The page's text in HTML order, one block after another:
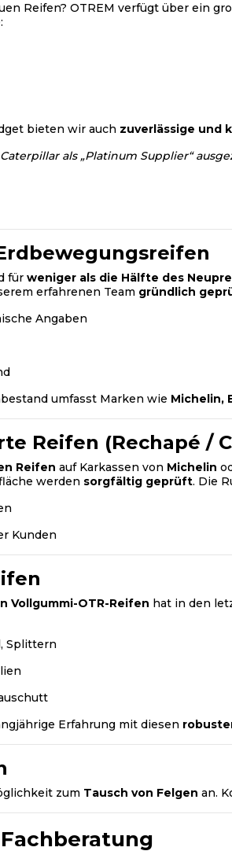
Reifen? OTREM verfügt über ein
bieten wir auch zuverlässige und
als „Platinum Supplier“
für weniger als die Hälfte des
erfahrenen Team gründlich
Angaben
umfasst Marken wie Michelin,
Reifen (Rechapé /
Reifen auf Karkassen von Michelin
werden sorgfältig geprüft. Die
Kunden
Vollgummi-OTR-Reifen hat in den
Splittern
Erfahrung mit diesen
zum Tausch von Felgen an.